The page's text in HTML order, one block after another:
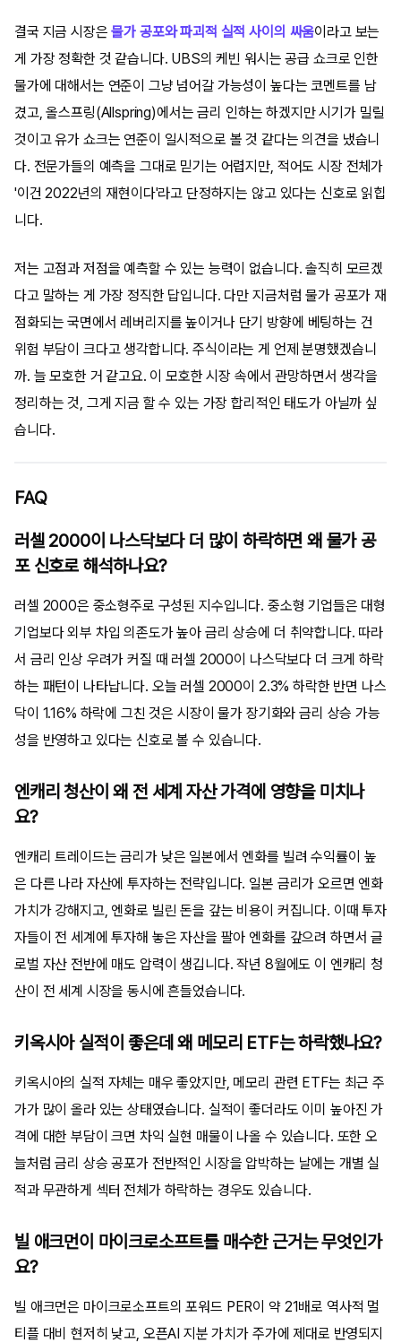
결국 지금 시장은물가 공포와 파괴적 실적 사이의 싸움이라고 보는
게 가장 정확한 것 같습니다. UBS의 케빈 워시는 공급 쇼크로 인한
물가에 대해서는 연준이 그냥 넘어갈 가능성이 높다는 코멘트를 남
겼고, 올스프링(Allspring)에서는 금리 인하는 하겠지만 시기가 밀릴
것이고 유가 쇼크는 연준이 일시적으로 볼 것 같다는 의견을 냈습니
다. 전문가들의 예측을 그대로 믿기는 어렵지만, 적어도 시장 전체가
'이건 2022년의 재현이다'라고 단정하지는 않고 있다는 신호로 읽힙
니다.
저는 고점과 저점을 예측할 수 있는 능력이 없습니다. 솔직히 모르겠
다고 말하는 게 가장 정직한 답입니다. 다만 지금처럼 물가 공포가 재
점화되는 국면에서 레버리지를 높이거나 단기 방향에 베팅하는 건
위험 부담이 크다고 생각합니다. 주식이라는 게 언제 분명했겠습니
까. 늘 모호한 거 같고요. 이 모호한 시장 속에서 관망하면서 생각을
정리하는 것, 그게 지금 할 수 있는 가장 합리적인 태도가 아닐까 싶
습니다.
FAQ
러셀 2000이 나스닥보다 더 많이 하락하면 왜 물가 공
포 신호로 해석하나요?
러셀 2000은 중소형주로 구성된 지수입니다. 중소형 기업들은 대형
기업보다 외부 차입 의존도가 높아 금리 상승에 더 취약합니다. 따라
서 금리 인상 우려가 커질 때 러셀 2000이 나스닥보다 더 크게 하락
하는 패턴이 나타납니다. 오늘 러셀 2000이 2.3% 하락한 반면 나스
닥이 1.16% 하락에 그친 것은 시장이 물가 장기화와 금리 상승 가능
성을 반영하고 있다는 신호로 볼 수 있습니다.
엔캐리 청산이 왜 전 세계 자산 가격에 영향을 미치나
요?
엔캐리 트레이드는 금리가 낮은 일본에서 엔화를 빌려 수익률이 높
은 다른 나라 자산에 투자하는 전략입니다. 일본 금리가 오르면 엔화
가치가 강해지고, 엔화로 빌린 돈을 갚는 비용이 커집니다. 이때 투자
자들이 전 세계에 투자해 놓은 자산을 팔아 엔화를 갚으려 하면서 글
로벌 자산 전반에 매도 압력이 생깁니다. 작년 8월에도 이 엔캐리 청
산이 전 세계 시장을 동시에 흔들었습니다.
키옥시아 실적이 좋은데 왜 메모리 ETF는 하락했나요?
키옥시아의 실적 자체는 매우 좋았지만, 메모리 관련 ETF는 최근 주
가가 많이 올라 있는 상태였습니다. 실적이 좋더라도 이미 높아진 가
격에 대한 부담이 크면 차익 실현 매물이 나올 수 있습니다. 또한 오
늘처럼 금리 상승 공포가 전반적인 시장을 압박하는 날에는 개별 실
적과 무관하게 섹터 전체가 하락하는 경우도 있습니다.
빌 애크먼이 마이크로소프트를 매수한 근거는 무엇인가
요?
빌 애크먼은 마이크로소프트의 포워드 PER이 약 21배로 역사적 멀
티플 대비 현저히 낮고, 오픈AI 지분 가치가 주가에 제대로 반영되지